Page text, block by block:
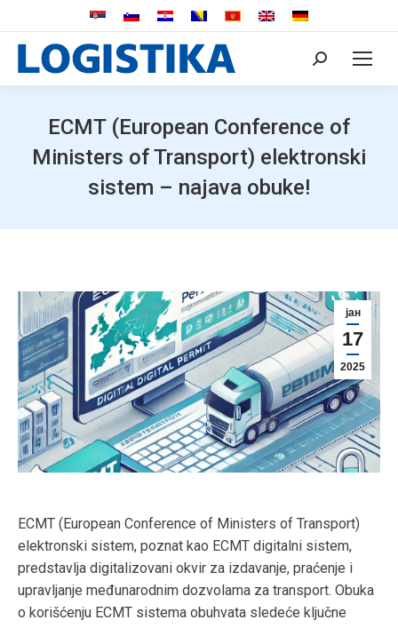
Search:
ECMT (European Conference of
Ministers of Transport) elektronski
sistem – najava obuke!
јан
17
2025
ECMT (European Conference of Ministers of Transport)
elektronski sistem, poznat kao ECMT digitalni sistem,
predstavlja digitalizovani okvir za izdavanje, praćenje i
upravljanje međunarodnim dozvolama za transport. Obuka
o korišćenju ECMT sistema obuhvata sledeće ključne